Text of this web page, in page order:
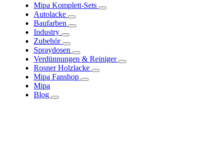
Mipa Komplett-Sets
Autolacke
Baufarben
Industry
Zubehör
Spraydosen
Verdünnungen & Reiniger
Rosner Holzlacke
Mipa Fanshop
Mipa
Blog